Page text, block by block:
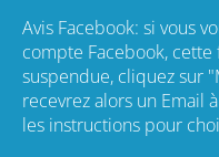
Avis Facebook: si vous
compte Facebook,
suspendue, cliquez sur
recevrez alors un Email
les instructions pour